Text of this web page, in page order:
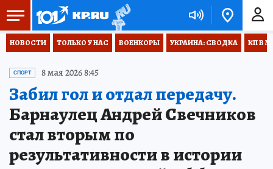
НОВОСТИ ТОЛЬКО У НАС ВОЕНКОРЫ УКРАИНА: СВОДКА КП В
СПОРТ 8 мая 2026 8:45
Забил гол и отдал передачу.
Барнаулец Андрей Свечников
стал вторым по
результативности в истории